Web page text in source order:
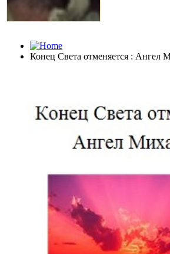
Конец Света отменяется : Ангел